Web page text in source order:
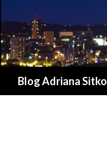
Blog Adriana Sitko